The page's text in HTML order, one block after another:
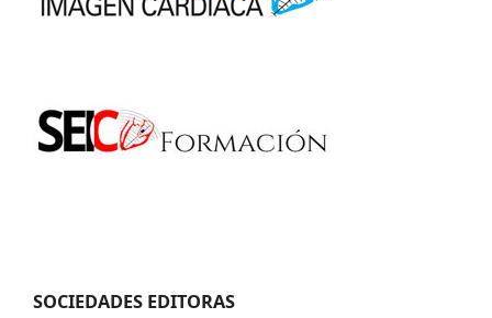
SOCIEDADES EDITORAS